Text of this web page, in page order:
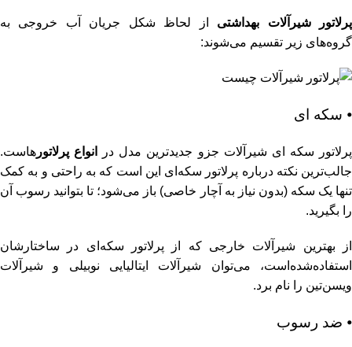
پرلاتور شیرآلات بهداشتی از لحاظ شکل جریان آب خروجی به
گروه‌های زیر تقسیم می‌شوند:
⦁ سکه ای
پرلاتور سکه‌ ای شیرآلات جزو جدیدترین مدل در انواع پرلاتور هاست.
جالب‌‌ترین نکته درباره پرلاتور سکه‌ای این است که به راحتی و به کمک
تنها یک سکه (بدون نیاز به آچار خاصی) باز می‌شود؛ تا بتوانید رسوب آن
را بگیرید.
از بهترین شیرآلات خارجی که از پرلاتور سکه‌ای در ساختارشان
استفاده‌شده‌است، می‌توان شیرآلات ایتالیایی نوبیلی و شیرآلات
ویسن‌تین را نام برد.
⦁ ضد رسوب